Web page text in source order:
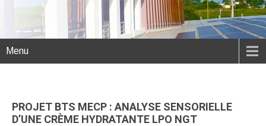
Menu
PROJET BTS MECP : ANALYSE SENSORIELLE
D’UNE CRÈME HYDRATANTE LPO NGT